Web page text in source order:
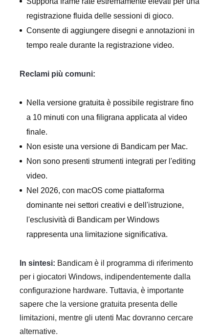
registrazione fluida delle sessioni di gioco.
Consente di aggiungere disegni e annotazioni in
tempo reale durante la registrazione video.
Reclami più comuni:
Nella versione gratuita è possibile registrare fino
a 10 minuti con una filigrana applicata al video
finale.
Non esiste una versione di Bandicam per Mac.
Non sono presenti strumenti integrati per l'editing
video.
Nel 2026, con macOS come piattaforma
dominante nei settori creativi e dell'istruzione,
l'esclusività di Bandicam per Windows
rappresenta una limitazione significativa.
In sintesi: Bandicam è il programma di riferimento
per i giocatori Windows, indipendentemente dalla
configurazione hardware. Tuttavia, è importante
sapere che la versione gratuita presenta delle
limitazioni, mentre gli utenti Mac dovranno cercare
alternative.